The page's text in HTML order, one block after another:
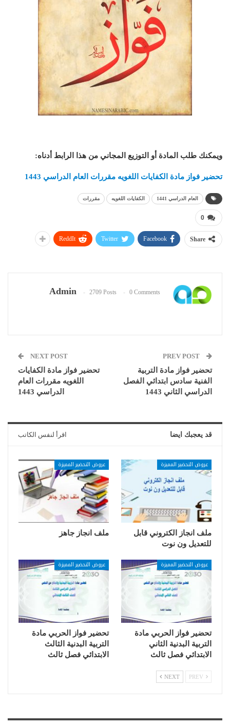
ويمكنك طلب المادة أو التوزيع المجاني من هذا الرابط أدناه:
تحضير فواز مادة الكفايات اللغويه مقررات العام الدراسي 1443
العام الدراسي 1441 الكفايات اللغويه مقررات
0
Share
Facebook
Twitter
ReddIt
Admin 2709 Posts 0 Comments
تحضير فواز مادة التربية
الفنية سادس ابتدائي الفصل
الدراسي الثاني 1443
NEXT POST
تحضير فواز مادة الكفايات
اللغويه مقررات العام
الدراسي 1443
قد يعجبك ايضا اقرأ لنفس الكاتب
عروض التحضير المميزة
ملف انجاز الكتروني قابل
للتعديل ون نوت
عروض التحضير المميزة
ملف انجاز جاهز
عروض التحضير المميزة
تحضير فواز الحربي مادة
التربية البدنية الثاني
الابتدائي فصل ثالث
عروض التحضير المميزة
تحضير فواز الحربي مادة
التربية البدنية الثالث
الابتدائي فصل ثالث
NEXT